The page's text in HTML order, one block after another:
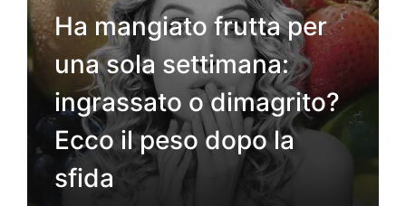
Ha mangiato frutta per
una sola settimana:
ingrassato o dimagrito?
Ecco il peso dopo la
sfida